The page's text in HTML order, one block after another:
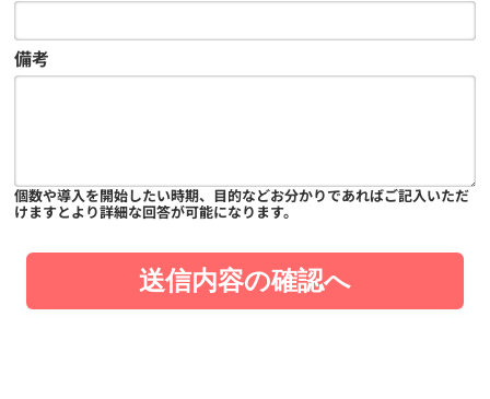
備考
個数や導入を開始したい時期、目的などお分かりであればご記入いただ
けますとより詳細な回答が可能になります。
送信内容の確認へ